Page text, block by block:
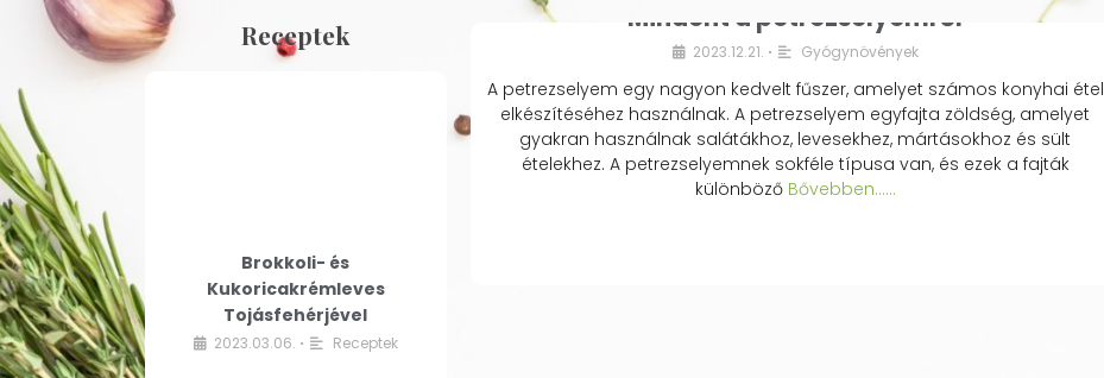
Receptek
Brokkoli- és
Kukoricakrémleves
Tojásfehérjével
2023.03.06. • Receptek
Mindent a petrezselyemről
2023.12.21. • Gyógynövények
A petrezselyem egy nagyon kedvelt fűszer, amelyet számos konyhai étel
elkészítéséhez használnak. A petrezselyem egyfajta zöldség, amelyet
gyakran használnak salátákhoz, levesekhez, mártásokhoz és sült
ételekhez. A petrezselyemnek sokféle típusa van, és ezek a fajták
különbözőBővebben...…